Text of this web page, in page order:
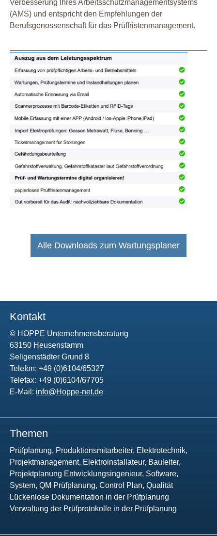
Verbesserung Ihres Arbeitsschutzmanagementsystems
(AMS) und entspricht den Empfehlungen der
Berufsgenossenschaft für das Prüffristenmanagement.
Alle Downloads zum Wartungsplaner
Kontakt
© HOPPE Unternehmensberatung
63150 Heusenstamm
Seligenstädter Grund 8
Telefon: +49 (0)6104/65327
Telefax: +49 (0)6104/67705
E-Mail: info@Hoppe-net.de
Themen
Prüfplanung, Produktionsmitarbeiter, Elektrotechnik,
Projektmanagement, Elektroinstallateur, Bauleiter,
Projektplanung Entwicklungsingenieur, Software,
System, QM Prüfplanung, Control Plan, Qualität
Lückenlose Dokumentation in der Prüfplanung
Verwaltung der Prüfprotokolle in der Prüfplanung